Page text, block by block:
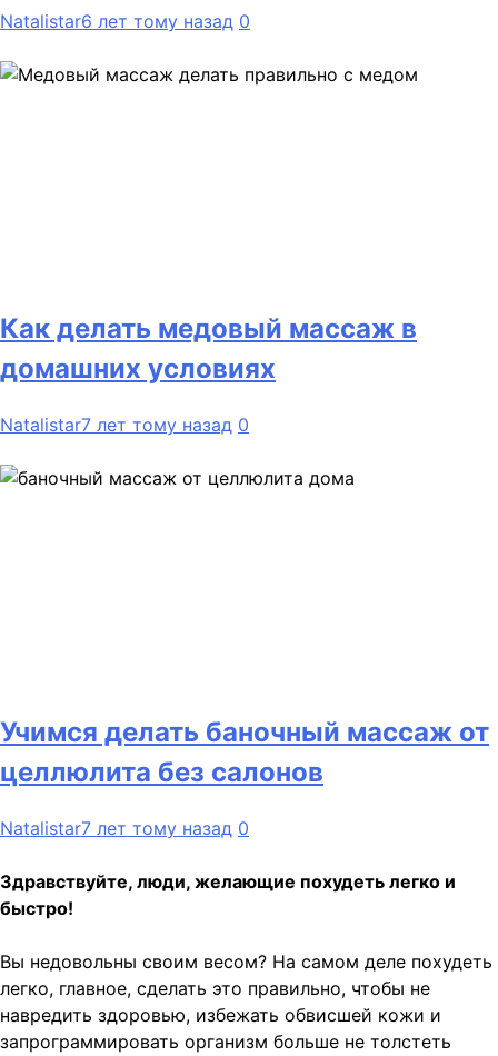
Natalistar6 лет тому назад 0
Как делать медовый массаж в
домашних условиях
Natalistar7 лет тому назад 0
Учимся делать баночный массаж от
целлюлита без салонов
Natalistar7 лет тому назад 0
Здравствуйте, люди, желающие похудеть легко и
быстро!
Вы недовольны своим весом? На самом деле похудеть
легко, главное, сделать это правильно, чтобы не
навредить здоровью, избежать обвисшей кожи и
запрограммировать организм больше не толстеть